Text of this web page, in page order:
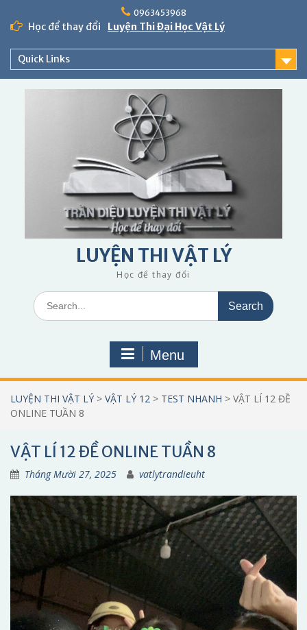
content
0963453968
Học để thay đổi Luyện Thi Đại Học Vật Lý
Quick Links
LUYỆN THI VẬT LÝ
Học để thay đổi
Search
for:
Menu
LUYỆN THI VẬT LÝ > VẬT LÝ 12 > TEST NHANH > VẬT LÍ 12 ĐỀ
ONLINE TUẦN 8
VẬT LÍ 12 ĐỀ ONLINE TUẦN 8
Tháng Mười 27, 2025 vatlytrandieuht